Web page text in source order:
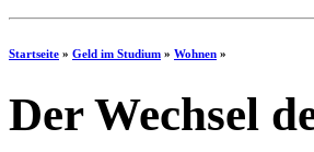
Startseite » Geld im Studium » Wohnen »
Der Wechsel